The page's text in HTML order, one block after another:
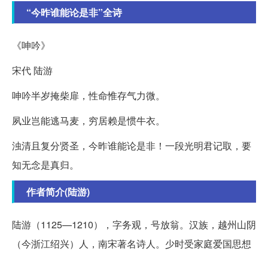
“今昨谁能论是非”全诗
《呻吟》
宋代 陆游
呻吟半岁掩柴扉，性命惟存气力微。
夙业岂能逃马麦，穷居赖是惯牛衣。
浊清且复分贤圣，今昨谁能论是非！一段光明君记取，要
知无念是真归。
作者简介(陆游)
陆游（1125—1210），字务观，号放翁。汉族，越州山阴
（今浙江绍兴）人，南宋著名诗人。少时受家庭爱国思想